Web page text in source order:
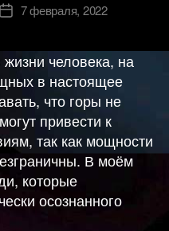
Дата7 февраля, 2022
человека, на
в настоящее
что горы не
привести к
так как мощности
В моём
которые
осознанного